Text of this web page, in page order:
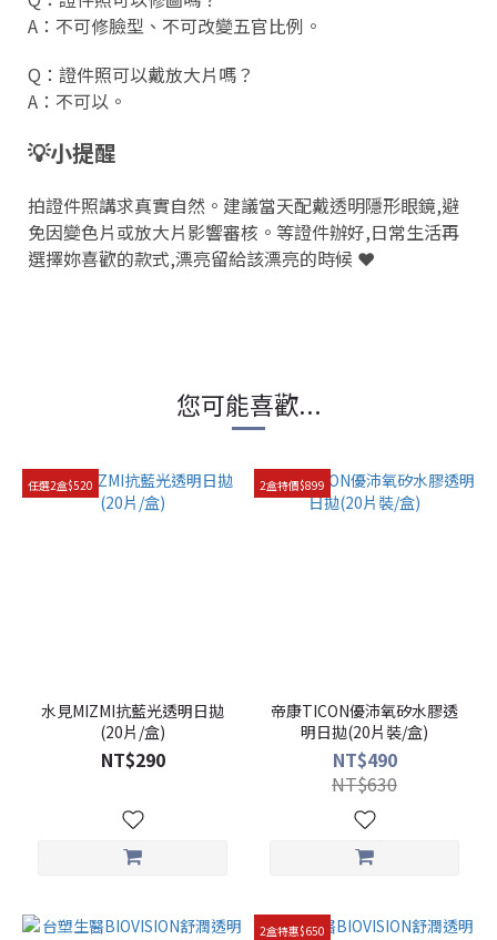
A：不可修臉型、不可改變五官比例。
Q：證件照可以戴放大片嗎？
A：不可以。
💡小提醒
拍證件照講求真實自然。建議當天配戴透明隱形眼鏡,避
免因變色片或放大片影響審核。等證件辦好,日常生活再
選擇妳喜歡的款式,漂亮留給該漂亮的時候 ❤️
您可能喜歡...
任選2盒$520
水見MIZMI抗藍光透明日拋
(20片/盒)
NT$290
2盒特價$899
帝康TICON優沛氧矽水膠透
明日拋(20片裝/盒)
NT$490
NT$630
2盒特惠$650